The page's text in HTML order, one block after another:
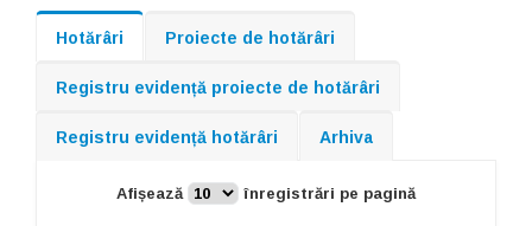
Hotărâri Proiecte de hotărâri
Registru evidență proiecte de hotărâri
Registru evidență hotărâri Arhiva
Afișează înregistrări pe pagină